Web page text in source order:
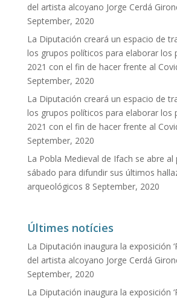
del artista alcoyano Jorge Cerdá
September, 2020
La Diputación creará un espacio de
los grupos políticos para elaborar los
2021 con el fin de hacer frente al
September, 2020
La Diputación creará un espacio de
los grupos políticos para elaborar los
2021 con el fin de hacer frente al
September, 2020
La Pobla Medieval de Ifach se abre al
sábado para difundir sus últimos
arqueológicos 8 September, 2020
Últimes notícies
La Diputación inaugura la exposición
del artista alcoyano Jorge Cerdá
September, 2020
La Diputación inaugura la exposición